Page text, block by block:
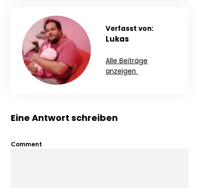
Verfasst von:
Lukas
Alle Beiträge
anzeigen
Eine Antwort schreiben
Comment